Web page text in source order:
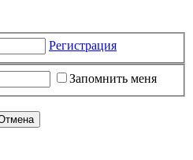
Регистрация
Запомнить меня